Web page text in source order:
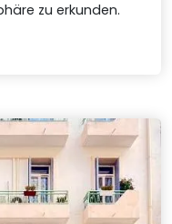
zu erkunden.